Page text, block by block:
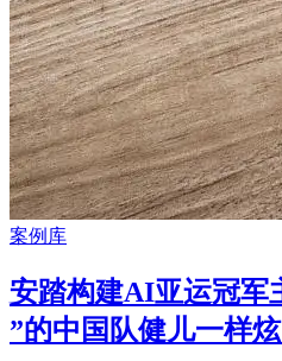
案例库
安踏构建AI亚运冠军
”的中国队健儿一样炫